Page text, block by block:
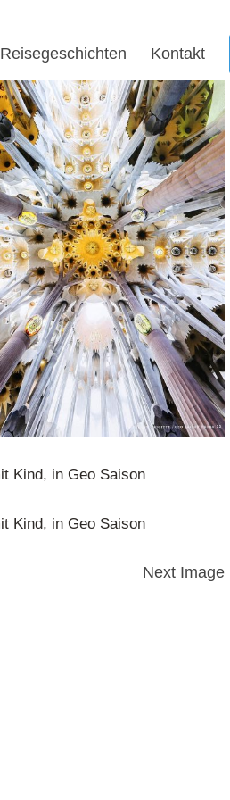
Reisegeschichten Kontakt
Kind, in Geo Saison
Kind, in Geo Saison
Next Image